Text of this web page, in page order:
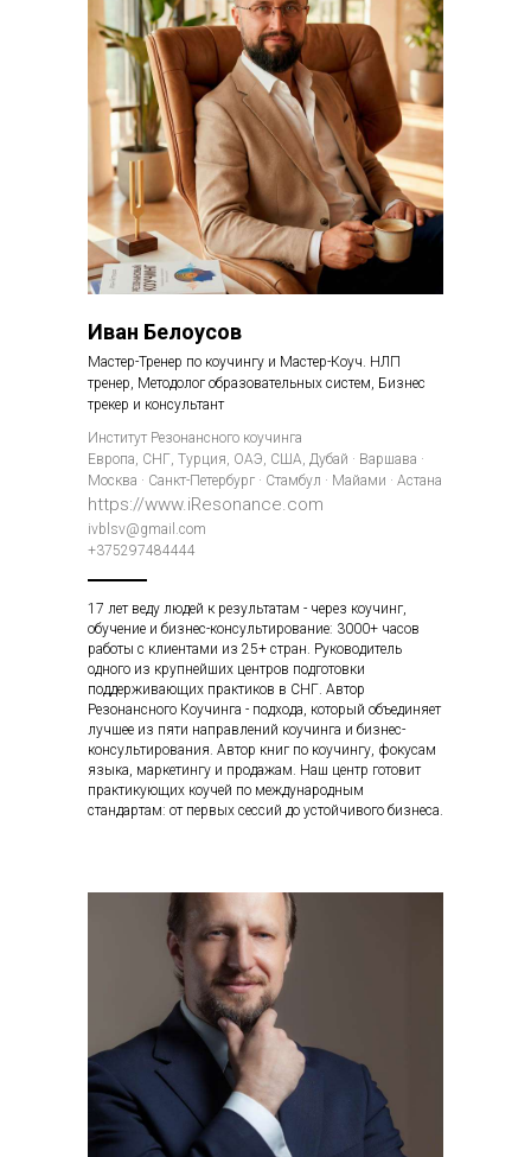
Иван Белоусов
Мастер-Тренер по коучингу и Мастер-Коуч. НЛП
тренер, Методолог образовательных систем, Бизнес
трекер и консультант
Институт Резонансного коучинга
Европа, СНГ, Турция, ОАЭ, США, Дубай · Варшава ·
Москва · Санкт-Петербург · Стамбул · Майами · Астана
https://www.iResonance.com
ivblsv@gmail.com
+375297484444
17 лет веду людей к результатам - через коучинг,
обучение и бизнес-консультирование: 3000+ часов
работы с клиентами из 25+ стран. Руководитель
одного из крупнейших центров подготовки
поддерживающих практиков в СНГ. Автор
Резонансного Коучинга - подхода, который объединяет
лучшее из пяти направлений коучинга и бизнес-
консультирования. Автор книг по коучингу, фокусам
языка, маркетингу и продажам. Наш центр готовит
практикующих коучей по международным
стандартам: от первых сессий до устойчивого бизнеса.